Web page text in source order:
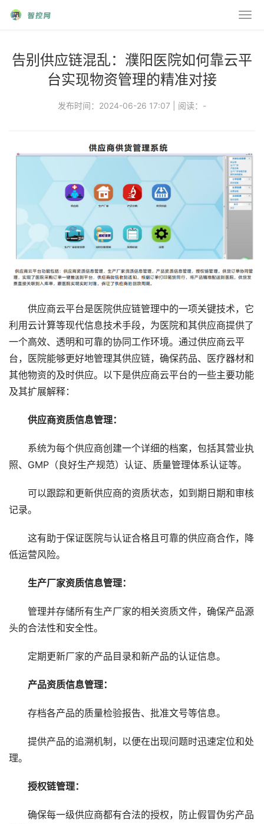
告别供应链混乱：濮阳医院如何靠云平
台实现物资管理的精准对接
发布时间：2024-06-26 17:07 阅读： -
供应商云平台是医院供应链管理中的一项关键技术，它
利用云计算等现代信息技术手段，为医院和其供应商提供了
一个高效、透明和可靠的协同工作环境。通过供应商云平
台，医院能够更好地管理其供应链，确保药品、医疗器材和
其他物资的及时供应。以下是供应商云平台的一些主要功能
及其扩展解释：
供应商资质信息管理：
系统为每个供应商创建一个详细的档案，包括其营业执
照、GMP（良好生产规范）认证、质量管理体系认证等。
可以跟踪和更新供应商的资质状态，如到期日期和审核
记录。
这有助于保证医院与认证合格且可靠的供应商合作，降
低运营风险。
生产厂家资质信息管理：
管理并存储所有生产厂家的相关资质文件，确保产品源
头的合法性和安全性。
定期更新厂家的产品目录和新产品的认证信息。
产品资质信息管理：
存档各产品的质量检验报告、批准文号等信息。
提供产品的追溯机制，以便在出现问题时迅速定位和处
理。
授权链管理：
确保每一级供应商都有合法的授权，防止假冒伪劣产品